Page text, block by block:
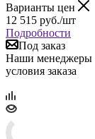
Варианты цен
12 515 руб./шт
Подробности
Под заказ
Наши менеджеры
условия заказа